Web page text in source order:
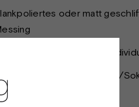
oder matt
und Radius werden
14 oder 16 spots. Fassung/
230V.